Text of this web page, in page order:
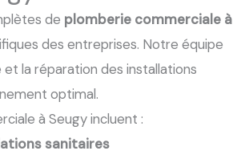
de plomberie commerciale à
des entreprises. Notre équipe
et la réparation des installations
optimal.
à Seugy incluent :
sanitaires